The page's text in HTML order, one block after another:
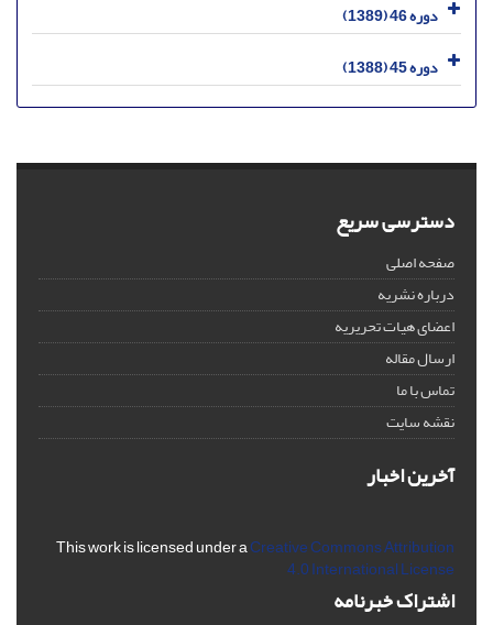
دوره 46 (1389)
دوره 45 (1388)
دسترسی سریع
صفحه اصلی
درباره نشریه
اعضای هیات تحریریه
ارسال مقاله
تماس با ما
نقشه سایت
آخرین اخبار
This work is licensed under aCreative Commons Attribution
4.0 International License
اشتراک خبرنامه